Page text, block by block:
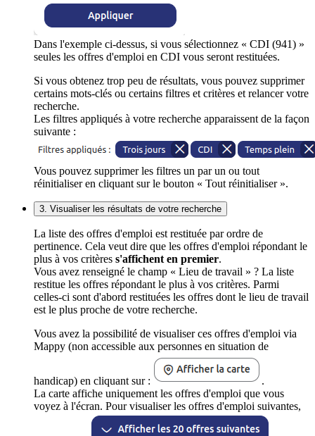
Dans l'exemple ci-dessus, si vous sélectionnez « CDI (941) »
seules les offres d'emploi en CDI vous seront restituées.
Si vous obtenez trop peu de résultats, vous pouvez supprimer
certains mots-clés ou certains filtres et critères et relancer votre
recherche.
Les filtres appliqués à votre recherche apparaissent de la façon
suivante :
Vous pouvez supprimer les filtres un par un ou tout
réinitialiser en cliquant sur le bouton « Tout réinitialiser ».
3. Visualiser les résultats de votre recherche
La liste des offres d'emploi est restituée par ordre de
pertinence. Cela veut dire que les offres d'emploi répondant le
plus à vos critères s'affichent en premier.
Vous avez renseigné le champ « Lieu de travail » ? La liste
restitue les offres répondant le plus à vos critères. Parmi
celles-ci sont d'abord restituées les offres dont le lieu de travail
est le plus proche de votre recherche.
Vous avez la possibilité de visualiser ces offres d'emploi via
Mappy (non accessible aux personnes en situation de
handicap) en cliquant sur :
.
La carte affiche uniquement les offres d'emploi que vous
voyez à l'écran. Pour visualiser les offres d'emploi suivantes,